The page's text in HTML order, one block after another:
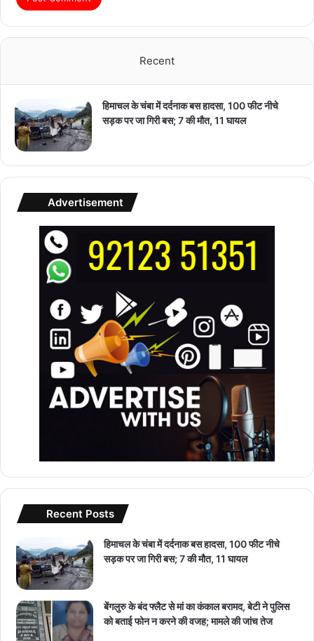
Recent
हिमाचल के चंबा में दर्दनाक बस हादसा, 100 फीट नीचे
सड़क पर जा गिरी बस; 7 की मौत, 11 घायल
Advertisement
Recent Posts
हिमाचल के चंबा में दर्दनाक बस हादसा, 100 फीट नीचे
सड़क पर जा गिरी बस; 7 की मौत, 11 घायल
बेंगलुरु के बंद फ्लैट से मां का कंकाल बरामद, बेटी ने पुलिस
को बताई फोन न करने की वजह; मामले की जांच तेज